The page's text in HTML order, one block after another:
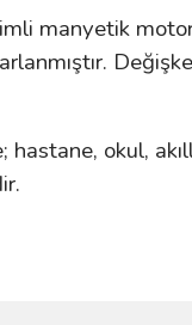
manyetik
okul,